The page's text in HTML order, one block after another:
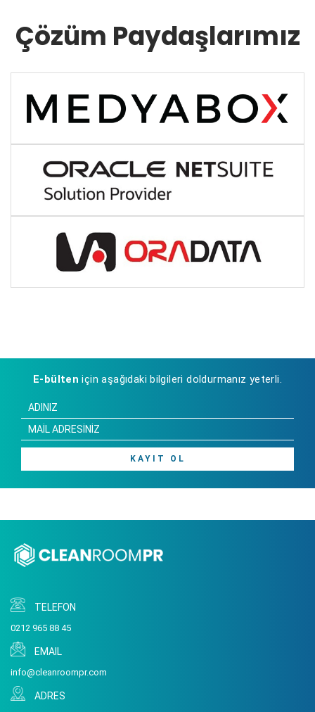
Çözüm Paydaşlarımız
E-bülten için aşağıdaki bilgileri doldurmanız yeterli.
KAYIT OL
TELEFON
0212 965 88 45
EMAIL
info@cleanroompr.com
ADRES